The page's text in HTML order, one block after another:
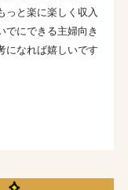
っと楽に楽しく収入
でにできる主婦向き
になれば嬉しいです